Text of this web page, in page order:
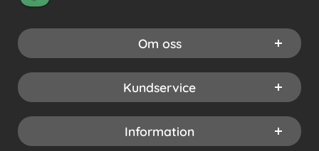
Om oss
Kundservice
Information